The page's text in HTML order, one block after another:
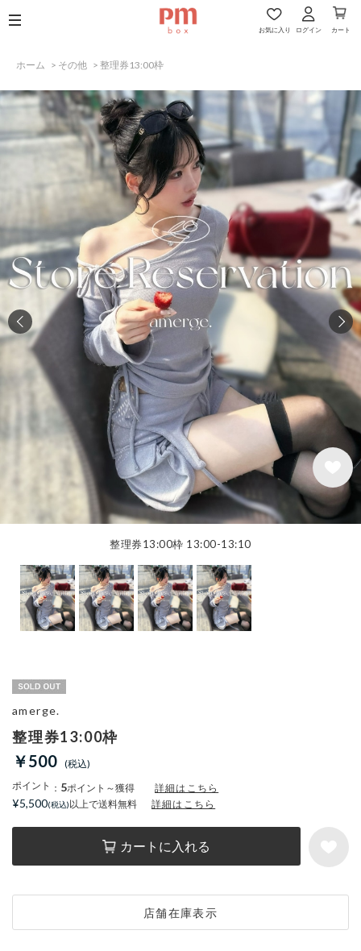
お気に入り ログイン カート
ホーム > その他 > 整理券13:00枠
整理券13:00枠 13:00-13:10
整理券13:00枠
￥500
ポイント ： 5ポイント～獲得 詳細はこちら
カートに入れる
店舗在庫表示
amerge.
¥5,500 以上で送料無料 詳細はこちら